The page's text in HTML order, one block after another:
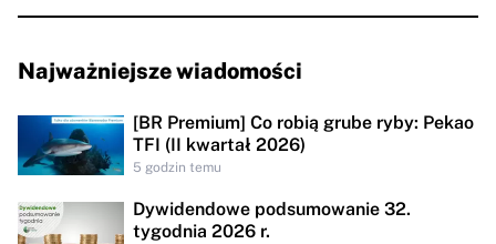
Najważniejsze wiadomości
[BR Premium] Co robią grube ryby: Pekao
TFI (II kwartał 2026)
5 godzin temu
Dywidendowe podsumowanie 32.
tygodnia 2026 r.